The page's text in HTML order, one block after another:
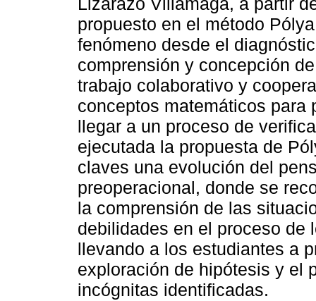
propuesto en el método
fenómeno desde el
comprensión y concepción
trabajo colaborativo y
conceptos matemáticos para
llegar a un proceso de
ejecutada la propuesta de
claves una evolución del
preoperacional, donde se
la comprensión de las
debilidades en el proceso de
llevando a los estudiantes a
exploración de hipótesis y el
incógnitas identificadas.